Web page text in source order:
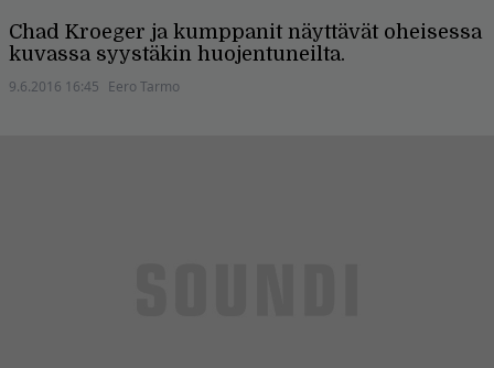
Chad Kroeger ja kumppanit näyttävät oheisessa
kuvassa syystäkin huojentuneilta.
9.6.2016 16:45 Eero Tarmo